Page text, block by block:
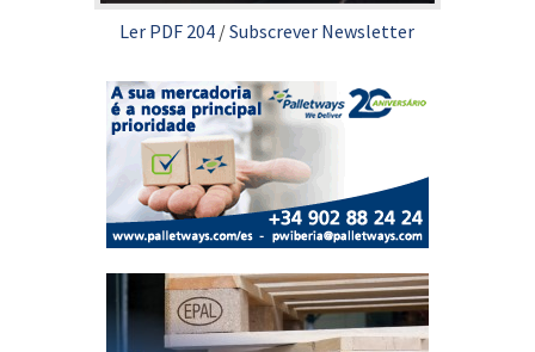
Ler PDF 204 /Subscrever Newsletter